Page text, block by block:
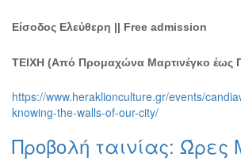
Είσοδος Ελεύθερη || Free admission
ΤΕΙΧΗ (Από Προμαχώνα Μαρτινέγκο έως
https://www.heraklionculture.gr/events/
knowing-the-walls-of-our-city/
Προβολή ταινίας: Ώρες